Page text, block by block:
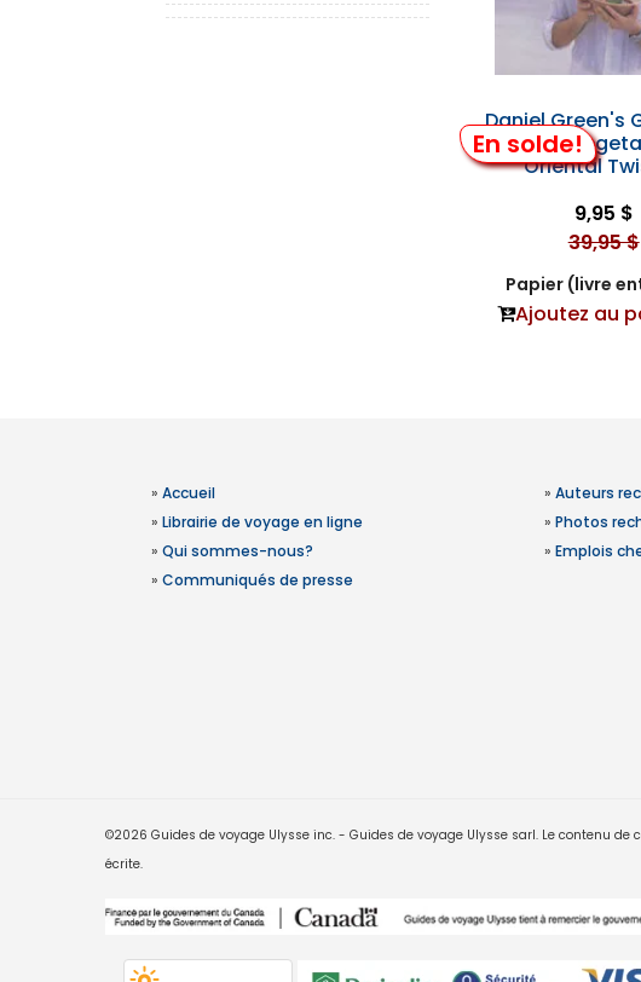
En solde!
Daniel Green's
Mostly
Oriental
9,95 $
39,95 $
Papier (livre
Ajoutez au
» Accueil
» Librairie de voyage en ligne
» Qui sommes-nous?
» Communiqués de presse
» Auteurs
» Photos
» Emplois
©2026 Guides de voyage Ulysse inc. - Guides de voyage Ulysse sarl. Le contenu
écrite.